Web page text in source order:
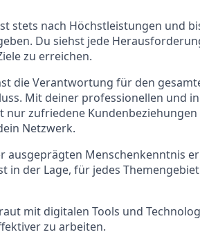
stets nach Höchstleistungen und
Du siehst jede
zu erreichen.
die Verantwortung für den
Mit deiner professionellen und
zufriedene
Netzwerk.
ausgeprägten Menschenkenntnis
in der Lage, für jedes
mit digitalen Tools und
zu arbeiten.